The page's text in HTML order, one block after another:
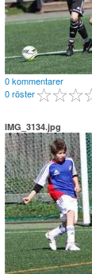
0 kommentarer
0 röster
IMG_3134.jpg